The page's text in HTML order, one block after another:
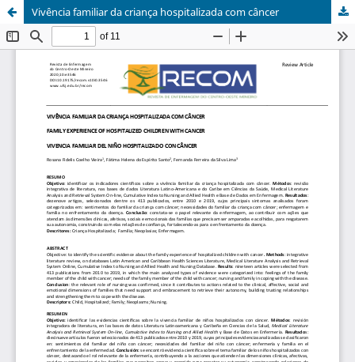
Vivência familiar da criança hospitalizada com câncer